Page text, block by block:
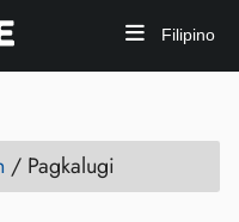
Filipino
/ Pagkalugi